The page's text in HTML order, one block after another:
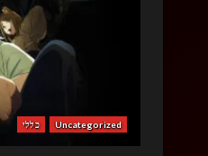
Uncategorized כללי